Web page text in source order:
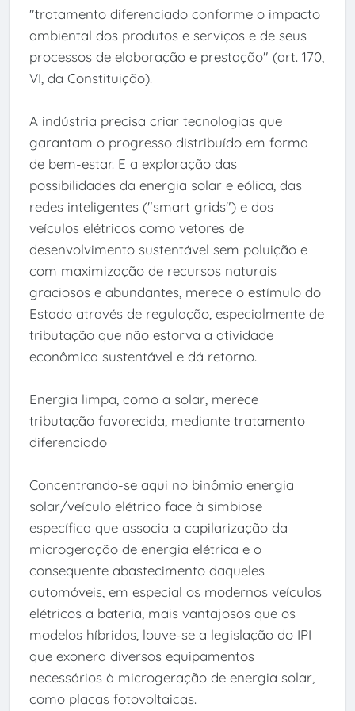
"tratamento diferenciado conforme o impacto
ambiental dos produtos e serviços e de seus
processos de elaboração e prestação" (art. 170,
VI, da Constituição).
A indústria precisa criar tecnologias que
garantam o progresso distribuído em forma
de bem-estar. E a exploração das
possibilidades da energia solar e eólica, das
redes inteligentes ("smart grids") e dos
veículos elétricos como vetores de
desenvolvimento sustentável sem poluição e
com maximização de recursos naturais
graciosos e abundantes, merece o estímulo do
Estado através de regulação, especialmente de
tributação que não estorva a atividade
econômica sustentável e dá retorno.
Energia limpa, como a solar, merece
tributação favorecida, mediante tratamento
diferenciado
Concentrando-se aqui no binômio energia
solar/veículo elétrico face à simbiose
específica que associa a capilarização da
microgeração de energia elétrica e o
consequente abastecimento daqueles
automóveis, em especial os modernos veículos
elétricos a bateria, mais vantajosos que os
modelos híbridos, louve-se a legislação do IPI
que exonera diversos equipamentos
necessários à microgeração de energia solar,
como placas fotovoltaicas.